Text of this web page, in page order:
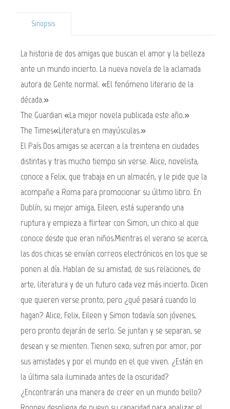
Sinopsis
La historia de dos amigas que buscan el amor y la belleza
ante un mundo incierto. La nueva novela de la aclamada
autora de Gente normal. «El fenómeno literario de la
década.»
The Guardian «La mejor novela publicada este año.»
The Times«Literatura en mayúsculas.»
El País Dos amigas se acercan a la treintena en ciudades
distintas y tras mucho tiempo sin verse. Alice, novelista,
conoce a Felix, que trabaja en un almacén, y le pide que la
acompañe a Roma para promocionar su último libro. En
Dublín, su mejor amiga, Eileen, está superando una
ruptura y empieza a flirtear con Simon, un chico al que
conoce desde que eran niños.Mientras el verano se acerca,
las dos chicas se envían correos electrónicos en los que se
ponen al día. Hablan de su amistad, de sus relaciones, de
arte, literatura y de un futuro cada vez más incierto. Dicen
que quieren verse pronto, pero ¿qué pasará cuando lo
hagan? Alice, Felix, Eileen y Simon todavía son jóvenes,
pero pronto dejarán de serlo. Se juntan y se separan, se
desean y se mienten. Tienen sexo, sufren por amor, por
sus amistades y por el mundo en el que viven. ¿Están en
la última sala iluminada antes de la oscuridad?
¿Encontrarán una manera de creer en un mundo bello?